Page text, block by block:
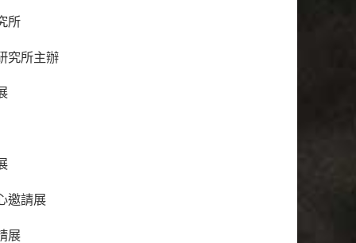
所
究所主辦
邀請展
展